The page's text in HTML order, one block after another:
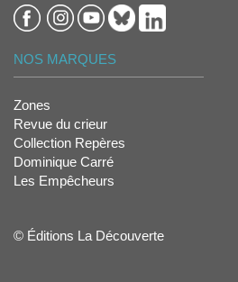
NOS MARQUES
Zones
Revue du crieur
Collection Repères
Dominique Carré
Les Empêcheurs
© Éditions La Découverte